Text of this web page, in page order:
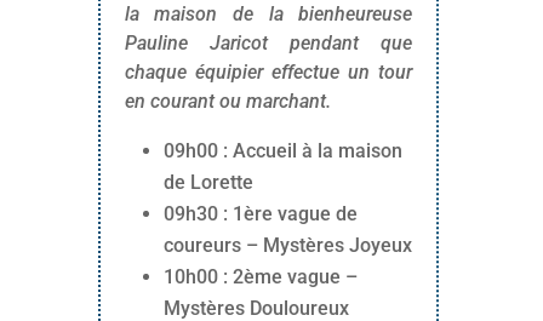
la maison de la bienheureuse
Pauline Jaricot pendant que
chaque équipier effectue un tour
en courant ou marchant.
09h00 : Accueil à la maison
de Lorette
09h30 : 1ère vague de
coureurs – Mystères Joyeux
10h00 : 2ème vague –
Mystères Douloureux